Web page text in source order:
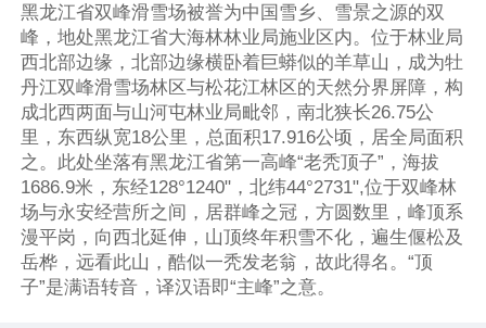
黑龙江省双峰滑雪场被誉为中国雪乡、雪景之源的双
峰，地处黑龙江省大海林林业局施业区内。位于林业局
西北部边缘，北部边缘横卧着巨蟒似的羊草山，成为牡
丹江双峰滑雪场林区与松花江林区的天然分界屏障，构
成北西两面与山河屯林业局毗邻，南北狭长26.75公
里，东西纵宽18公里，总面积17.916公顷，居全局面积
之。此处坐落有黑龙江省第一高峰“老秃顶子”，海拔
1686.9米，东经128°1240"，北纬44°2731",位于双峰林
场与永安经营所之间，居群峰之冠，方圆数里，峰顶系
漫平岗，向西北延伸，山顶终年积雪不化，遍生偃松及
岳桦，远看此山，酷似一秃发老翁，故此得名。“顶
子”是满语转音，译汉语即“主峰”之意。